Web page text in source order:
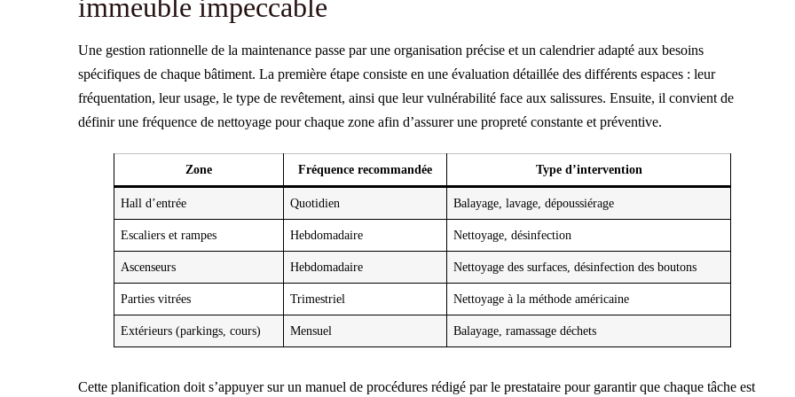
immeuble impeccable
Une gestion rationnelle de la maintenance passe par une organisation précise et un calendrier adapté aux besoins
spécifiques de chaque bâtiment. La première étape consiste en une évaluation détaillée des différents espaces : leur
fréquentation, leur usage, le type de revêtement, ainsi que leur vulnérabilité face aux salissures. Ensuite, il convient de
définir une fréquence de nettoyage pour chaque zone afin d’assurer une propreté constante et préventive.
Zone Fréquence recommandée Type d’intervention
Hall d’entrée Quotidien Balayage, lavage, dépoussiérage
Escaliers et rampes Hebdomadaire Nettoyage, désinfection
Ascenseurs Hebdomadaire Nettoyage des surfaces, désinfection des boutons
Parties vitrées Trimestriel Nettoyage à la méthode américaine
Extérieurs (parkings, cours) Mensuel Balayage, ramassage déchets
Cette planification doit s’appuyer sur un manuel de procédures rédigé par le prestataire pour garantir que chaque tâche est